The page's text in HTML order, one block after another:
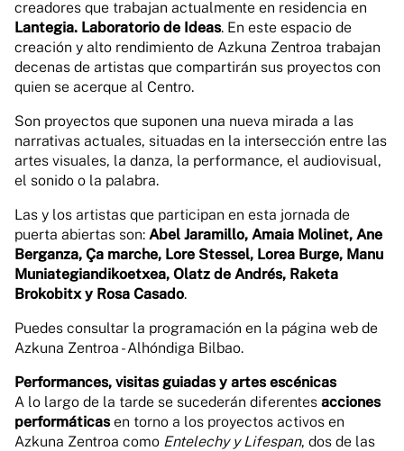
creadores que trabajan actualmente en residencia en
Lantegia. Laboratorio de Ideas. En este espacio de
creación y alto rendimiento de Azkuna Zentroa trabajan
decenas de artistas que compartirán sus proyectos con
quien se acerque al Centro.
Son proyectos que suponen una nueva mirada a las
narrativas actuales, situadas en la intersección entre las
artes visuales, la danza, la performance, el audiovisual,
el sonido o la palabra.
Las y los artistas que participan en esta jornada de
puerta abiertas son: Abel Jaramillo, Amaia Molinet, Ane
Berganza, Ça marche, Lore Stessel, Lorea Burge, Manu
Muniategiandikoetxea, Olatz de Andrés, Raketa
Brokobitx y Rosa Casado.
Puedes consultar la programación en la página web de
Azkuna Zentroa - Alhóndiga Bilbao.
Performances, visitas guiadas y artes escénicas
A lo largo de la tarde se sucederán diferentes acciones
performáticas en torno a los proyectos activos en
Azkuna Zentroa como Entelechy y Lifespan, dos de las